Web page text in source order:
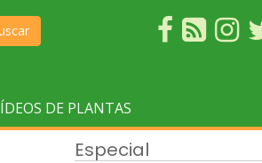
DE PLANTAS
Especial